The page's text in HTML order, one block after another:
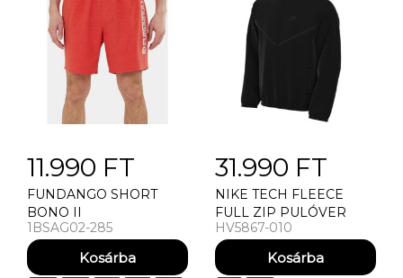
11.990 FT
FUNDANGO SHORT
BONO II
BOARDSHORTS
1BSAG02-285
31.990 FT
NIKE TECH FLEECE
FULL ZIP PULÓVER
GYEREKMÉRET
HV5867-010